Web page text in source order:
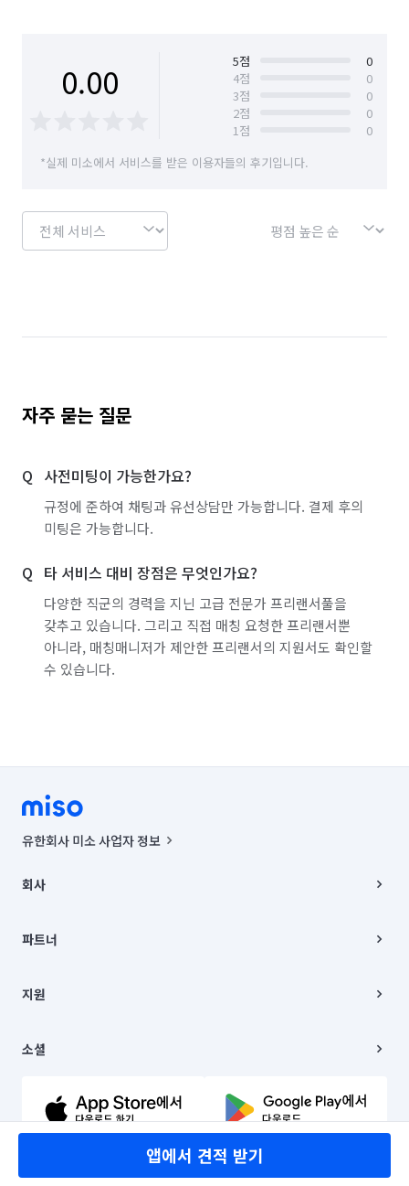
0.00 5점
0
4점
0
3점
0
2점
0
1점
0
*실제 미소에서 서비스를 받은 이용자들의 후기입니다.
자주 묻는 질문
사전미팅이 가능한가요?
규정에 준하여 채팅과 유선상담만 가능합니다. 결제 후의
미팅은 가능합니다.
타 서비스 대비 장점은 무엇인가요?
다양한 직군의 경력을 지닌 고급 전문가 프리랜서풀을
갖추고 있습니다. 그리고 직접 매칭 요청한 프리랜서뿐
아니라, 매칭매니저가 제안한 프리랜서의 지원서도 확인할
수 있습니다.
앱에서 견적 받기
유한회사 미소 사업자 정보
00019 |
주소 | 본사: 서울특별시 종로구 율곡로 6(중학동, 트윈트리빌딩) B동 5층
컨택센터 : 서울특별시 종로구 수송동 율곡로 24, 7층, 8층 미소
상품, 상품정보, 거래에 관한 의무와 책임은 거래당사자에게 있습니다.
언론 보도 관련 문의:
© 유한회사 미소. Miso, Inc. All Rights Reserved.
회사
채용
파트너
이사
지원
이용약관
문의하기
소셜
유튜브